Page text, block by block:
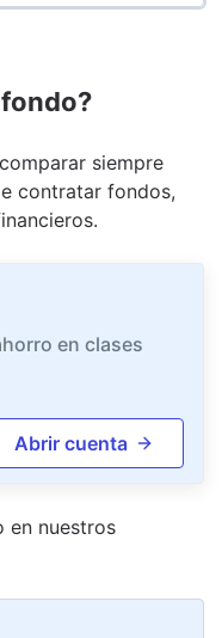
siempre
contratar fondos,
en clases
Abrir cuenta
en nuestros